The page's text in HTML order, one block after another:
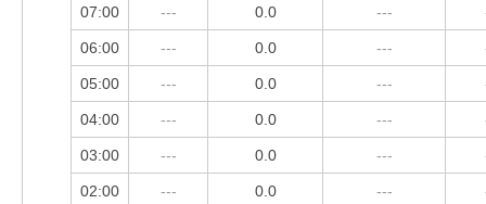
07:00 --- 0.0 ---
06:00 --- 0.0 ---
05:00 --- 0.0 ---
04:00 --- 0.0 ---
03:00 --- 0.0 ---
02:00 --- 0.0 ---